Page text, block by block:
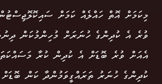
މިކަމަށް އޮތް ހައްލެއް ކަމަށް
ވުރެ އެ ކުދިންގެ ހުނަރަށް މުހިންމުކަން
އެއަށް ވުރެ ބޮޑަށް އެ ކުދިން ކުރާ
ކުދިންގެ ހުނަރު ތަރައްގީވަމުންދާ ކަން